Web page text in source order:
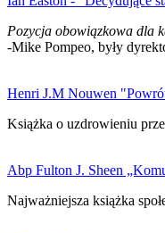
Pozycja obowiązkowa dla
-Mike Pompeo, były
Henri J.M Nouwen
Książka o uzdrowieniu
Abp Fulton J. Sheen
Najważniejsza książka